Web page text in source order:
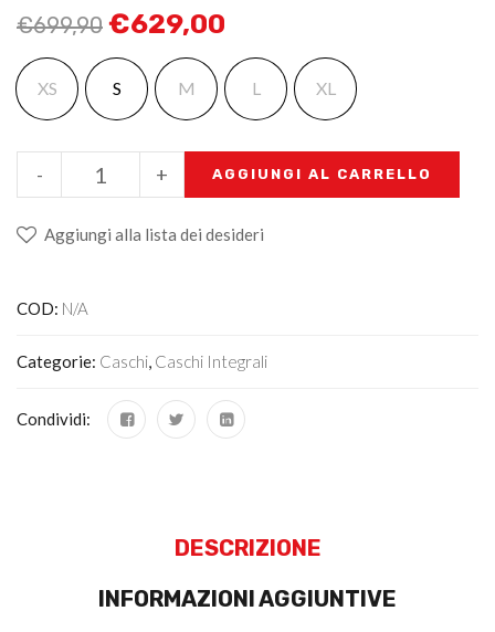
€699,90 €629,00
XS S M L XL
+
- AGGIUNGI AL CARRELLO
Aggiungi alla lista dei desideri
COD: N/A
Categorie: Caschi, Caschi Integrali
Condividi:
DESCRIZIONE
INFORMAZIONI AGGIUNTIVE